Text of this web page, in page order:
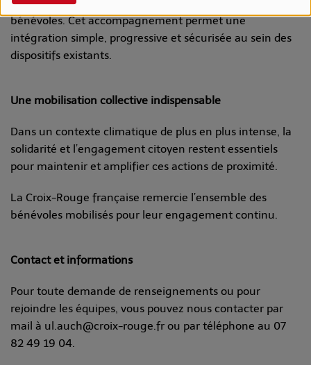
actions sera accueillie et accompagnée par les équipes
bénévoles. Cet accompagnement permet une
intégration simple, progressive et sécurisée au sein des
dispositifs existants.
Une mobilisation collective indispensable
Dans un contexte climatique de plus en plus intense, la
solidarité et l’engagement citoyen restent essentiels
pour maintenir et amplifier ces actions de proximité.
La Croix-Rouge française remercie l’ensemble des
bénévoles mobilisés pour leur engagement continu.
Contact et informations
Pour toute demande de renseignements ou pour
rejoindre les équipes, vous pouvez nous contacter par
mail à ul.auch@croix-rouge.fr ou par téléphone au 07
82 49 19 04.